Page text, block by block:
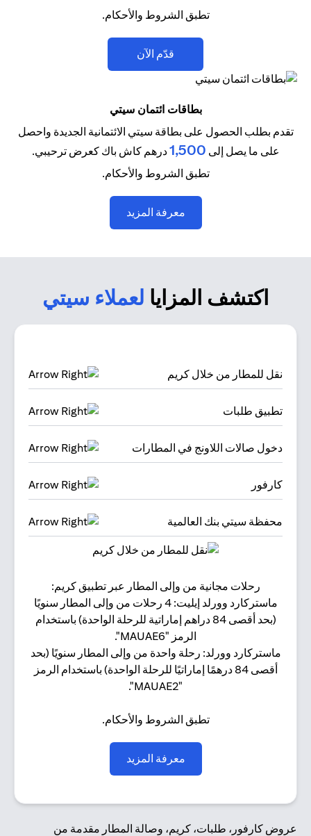
تطبق الشروط والأحكام.
قدّم الآن
بطاقات ائتمان سيتي
تقدم بطلب الحصول على بطاقة سيتي الائتمانية الجديدة واحصل
على ما يصل إلى 1,500درهم كاش باك كعرض ترحيبي.
تطبق الشروط والأحكام.
معرفة المزيد
اكتشف المزايا لعملاء سيتي
نقل للمطار من خلال كريم
تطبيق طلبات
دخول صالات اللاونج في المطارات
كارفور
محفظة سيتي بنك العالمية
رحلات مجانية من وإلى المطار عبر تطبيق كريم:
ماستركارد وورلد إيليت: 4 رحلات من وإلى المطار سنويًا
(بحد أقصى 84 دراهم إماراتية للرحلة الواحدة) باستخدام
الرمز "MAUAE6".
ماستركارد وورلد: رحلة واحدة من وإلى المطار سنويًا (بحد
أقصى 84 درهمًا إماراتيًا للرحلة الواحدة) باستخدام الرمز
"MAUAE2".
تطبق الشروط والأحكام.
معرفة المزيد
عروض كارفور، طلبات، كريم، وصالة المطار مقدمة من